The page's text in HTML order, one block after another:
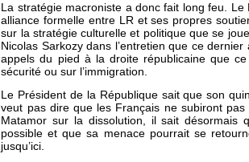
La stratégie macroniste a donc fait long feu.
alliance formelle entre LR et ses propres
sur la stratégie culturelle et politique que se
Nicolas Sarkozy dans l’entretien que ce
appels du pied à la droite républicaine que
sécurité ou sur l’immigration.
Le Président de la République sait que son
veut pas dire que les Français ne subiront
Matamor sur la dissolution, il sait désormais
possible et que sa menace pourrait se
jusqu’ici.